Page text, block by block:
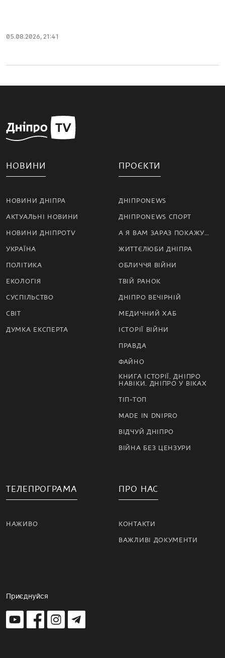
05.08.2026, 21:41
НОВИНИ
НОВИНИ ДНІПРА
АКТУАЛЬНІ НОВИНИ
НОВИНИ ДНІПРОTV
УКРАЇНА
ПОЛІТИКА
ЕКОЛОГІЯ
СУСПІЛЬСТВО
СВІТ
ДУМКА ЕКСПЕРТА
ПРОЄКТИ
ДНІПРОNEWS
ДНІПРОNEWS СПОРТ
А Я ВАМ ЗАРАЗ ПОКАЖУ…
ЖИТТЄЛЮБИ ДНІПРА
ОБЛИЧЧЯ ВІЙНИ
ТВІЙ РАНОК
ДНІПРО ВЕЧІРНІЙ
МЕДИЧНИЙ ХАБ
ІСТОРІЇ ВІЙНИ
ПРАВДА
ФАЙНО
КНИГА ІСТОРІЇ. ДНІПРО
НАВІКИ. ДНІПРО У ВІКАХ
ТІП-ТОП
MADE IN DNIPRO
ВІДЧУЙ ДНІПРО
ВІЙНА БЕЗ ЦЕНЗУРИ
ТЕЛЕПРОГРАМА
НАЖИВО
ПРО НАС
КОНТАКТИ
ВАЖЛИВІ ДОКУМЕНТИ
Приєднуйся